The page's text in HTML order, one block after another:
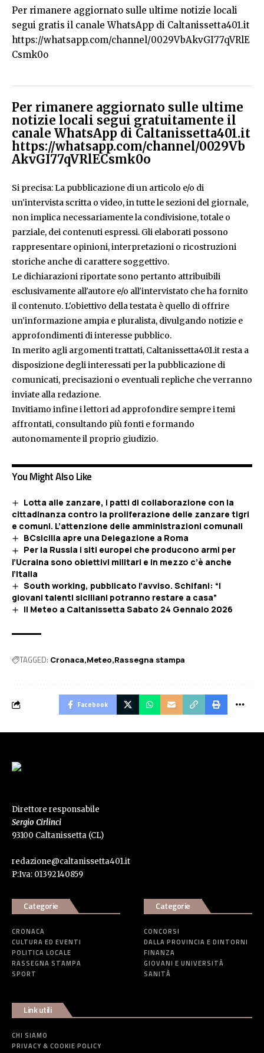
Per rimanere aggiornato sulle ultime notizie locali
segui gratis il canale WhatsApp di Caltanissetta401.it
https://whatsapp.com/channel/0029VbAkvGI77qVRlE
Csmk0o
Per rimanere aggiornato sulle ultime
notizie locali segui gratuitamente il
canale WhatsApp di Caltanissetta401.it
https://whatsapp.com/channel/0029Vb
AkvGI77qVRlECsmk0o
Si precisa: La pubblicazione di un articolo e/o di
un'intervista scritta o video, in tutte le sezioni del giornale,
non implica necessariamente la condivisione, totale o
parziale, dei contenuti espressi. Gli elaborati possono
rappresentare opinioni, interpretazioni o ricostruzioni
storiche anche di carattere soggettivo.
Le dichiarazioni riportate sono pertanto attribuibili
esclusivamente all'autore e/o all'intervistato che ha fornito
il contenuto. L'obiettivo della testata è quello di offrire
un'informazione ampia e pluralista, divulgando notizie e
approfondimenti di interesse pubblico.
In merito agli argomenti trattati, Caltanissetta401.it resta a
disposizione degli interessati per la pubblicazione di
comunicati, precisazioni o eventuali repliche che verranno
inviate alla redazione.
Invitiamo infine i lettori ad approfondire sempre i temi
affrontati, consultando più fonti e formando
autonomamente il proprio giudizio.
You Might Also Like
Lotta alle zanzare, i patti di collaborazione con la
cittadinanza contro la proliferazione delle zanzare tigri
e comuni. L’attenzione delle amministrazioni comunali
BCsicilia apre una Delegazione a Roma
Per la Russia i siti europei che producono armi per
l’Ucraina sono obiettivi militari e in mezzo c’è anche
l’Italia
South working, pubblicato l’avviso. Schifani: “I
giovani talenti siciliani potranno restare a casa”
Il Meteo a Caltanissetta Sabato 24 Gennaio 2026
TAGGED: Cronaca Meteo Rassegna stampa
Facebook
Direttore responsabile
Sergio Cirlinci
93100 Caltanissetta (CL)
redazione@caltanissetta401.it
P:Iva: 01392140859
Categorie
CRONACA
CULTURA ED EVENTI
POLITICA LOCALE
RASSEGNA STAMPA
SPORT
Categorie
CONCORSI
DALLA PROVINCIA E DINTORNI
FINANZA
GIOVANI E UNIVERSITÀ
SANITÀ
Link utili
CHI SIAMO
PRIVACY & COOKIE POLICY